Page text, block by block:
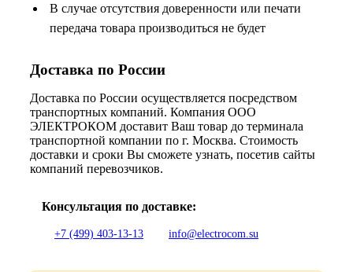
В случае отсутствия доверенности или печати
передача товара производиться не будет
Доставка по России
Доставка по России осуществляется посредством
транспортных компаний. Компания ООО
ЭЛЕКТРОКОМ доставит Ваш товар до терминала
транспортной компании по г. Москва. Стоимость
доставки и сроки Вы сможете узнать, посетив сайты
компаний перевозчиков.
Консультация по доставке:
+7 (499) 403-13-13 info@electrocom.su